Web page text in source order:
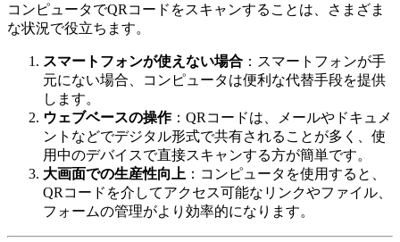
コンピュータでQRコードをスキャンすることは、さまざま
な状況で役立ちます。
スマートフォンが使えない場合 ：スマートフォンが手
元にない場合、コンピュータは便利な代替手段を提供
します。
ウェブベースの操作：QRコードは、メールやドキュメ
ントなどでデジタル形式で共有されることが多く、使
用中のデバイスで直接スキャンする方が簡単です。
大画面での生産性向上 ：コンピュータを使用すると、
QRコードを介してアクセス可能なリンクやファイル、
フォームの管理がより効率的になります。